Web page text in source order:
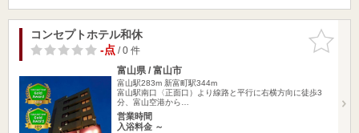
お気に入
りに追加
コンセプトホテル和休
-点/ 0 件
富山県 / 富山市
富山駅283m 新富町駅344m
富山駅南口〈正面口）より線路と平行に右横方向に徒歩3
分、富山空港から…
営業時間
入浴料金 ～